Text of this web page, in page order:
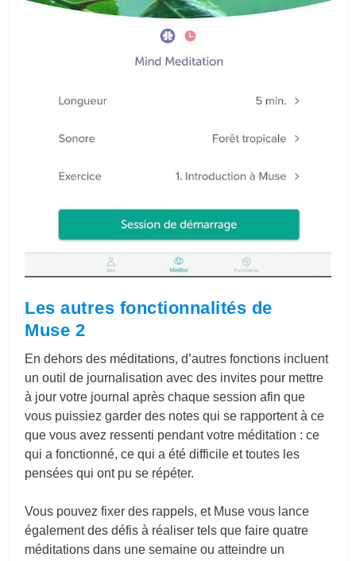
Les autres fonctionnalités de
Muse 2
En dehors des méditations, d’autres fonctions incluent
un outil de journalisation avec des invites pour mettre
à jour votre journal après chaque session afin que
vous puissiez garder des notes qui se rapportent à ce
que vous avez ressenti pendant votre méditation : ce
qui a fonctionné, ce qui a été difficile et toutes les
pensées qui ont pu se répéter.
Vous pouvez fixer des rappels, et Muse vous lance
également des défis à réaliser tels que faire quatre
méditations dans une semaine ou atteindre un